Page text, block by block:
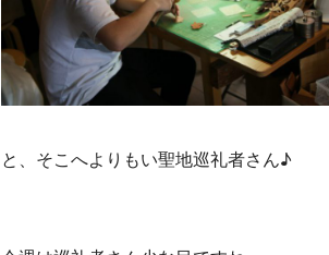
と、そこへよりもい聖地巡礼者さん♪